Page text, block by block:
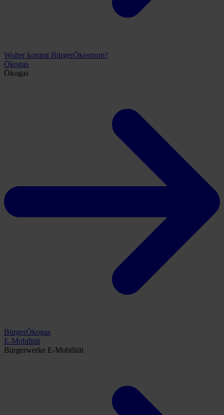
Woher kommt BürgerÖkostrom?
Ökogas
Ökogas
BürgerÖkogas
E-Mobilität
Bürgerwerke E-Mobilität